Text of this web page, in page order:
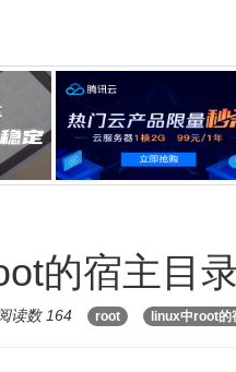
的宿主目
读数 164 root linux中root的